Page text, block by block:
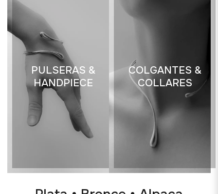
PULSERAS &
HANDPIECE
COLGANTES &
COLLARES